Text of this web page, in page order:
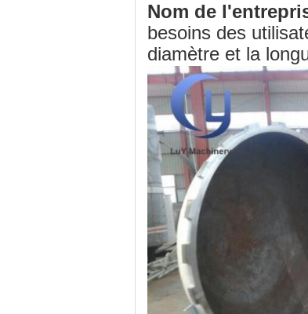
Nom de
besoins des
diamètre et la